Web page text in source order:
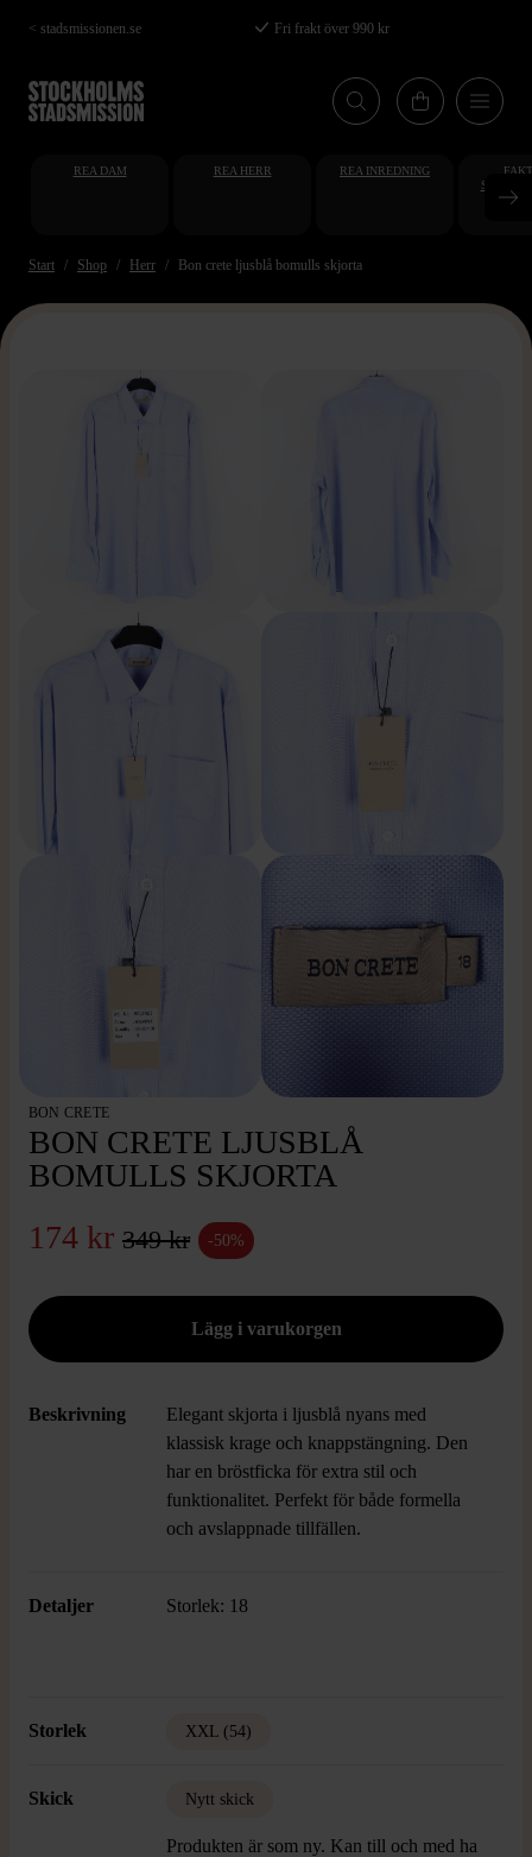
Hoppa
till
huvudinnehåll
< stadsmissionen.se Fri frakt över 990 kr
REA DAM REA HERR REA INREDNING
Start Shop Herr Bon crete ljusblå bomulls skjorta
BON CRETE
BON CRETE LJUSBLÅ
BOMULLS SKJORTA
174 kr 349 kr -50%
Beskrivning
Elegant skjorta i ljusblå nyans med
klassisk krage och knappstängning. Den
har en bröstficka för extra stil och
funktionalitet. Perfekt för både formella
och avslappnade tillfällen.
Detaljer Storlek: 18
Storlek XXL (54)
Skick Nytt skick
Produkten är som ny. Kan till och med ha